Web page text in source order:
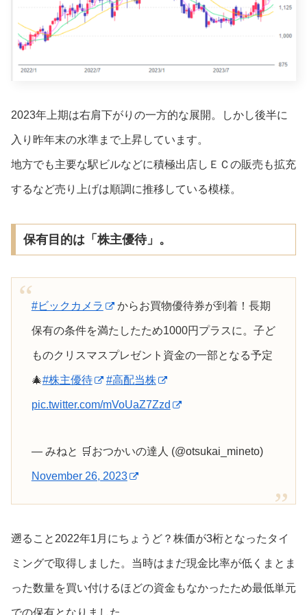
2023年上期は右肩下がりの一方的な展開。しかし後半に
入り昨年末の水準まで上昇しています。
地方でも主要な駅ビルなどに積極出店しＥＣの販売も拡充
するなど売り上げは順調に推移している模様。
保有目的は「株主優待」。
#ビックカメラ からお買物優待券が到着！長期
保有の条件を満たしたため1000円プラスに。子ど
ものクリスマスプレゼント資金の一部となる予定
🎄#株主優待 #高配当株
pic.twitter.com/mVoUaZ7Zzd
— みねと 🛒おつかいの達人 (@otsukai_mineto)
November 26, 2023
遡ること2022年1月にちょうど？株価が3桁となったタイ
ミングで取得しました。当時はまだ現金比率が低くまとま
った数量を買い付けるほどの資金もなかったため最低単元